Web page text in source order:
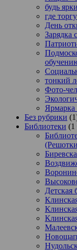
будь
где
День
Зарядка
тонкий
Фото-
Ярмарка
Без рубрики
Библиотеки (1
Детская